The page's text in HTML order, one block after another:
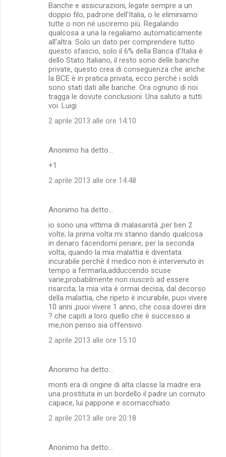
Banche e assicurazioni, legate sempre a un
doppio filo, padrone dell'Italia, o le eliminiamo
tutte o non nè usciremo più. Regalando
qualcosa a una la regaliamo automaticamente
all'altra. Solo un dato per comprendere tutto
questo sfascio, solo il 6% della Banca d'Italia è
dello Stato Italiano, il resto sono delle banche
private, questo crea di conseguenza che anche
la BCE è in pratica privata, ecco perchè i soldi
sono stati dati alle banche. Ora ognuno di noi
tragga le dovute conclusioni. Una saluto a tutti
voi. Luigi
2 aprile 2013 alle ore 14:10
Anonimo ha detto…
+1
2 aprile 2013 alle ore 14:48
Anonimo ha detto…
io sono una vittima di malasanità ,per ben 2
volte; la prima volta mi stanno dando qualcosa
in denaro facendomi penare, per la seconda
volta, quando la mia malattia è diventata
incurabile perchè il medico non è intervenuto in
tempo a fermarla,adduccendo scuse
varie,probabilmente non riuscirò ad essere
risarcita; la mia vita è ormai decisa, dal decorso
della malattia, che ripeto è incurabile, puoi vivere
10 anni ,puoi vivere 1 anno, che cosa dovrei dire
? che capiti a loro quello che è successo a
me,non penso sia offensivo
2 aprile 2013 alle ore 15:10
Anonimo ha detto…
monti era di origine di alta classe la madre era
una prostituta in un bordello il padre un cornuto
capace, lui pappone e scornacchiato.
2 aprile 2013 alle ore 20:18
Anonimo ha detto…